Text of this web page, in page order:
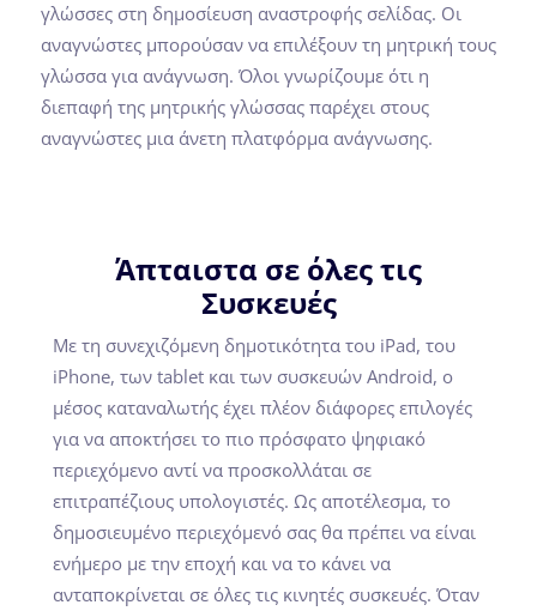
γλώσσες στη δημοσίευση αναστροφής σελίδας. Οι
αναγνώστες μπορούσαν να επιλέξουν τη μητρική τους
γλώσσα για ανάγνωση. Όλοι γνωρίζουμε ότι η
διεπαφή της μητρικής γλώσσας παρέχει στους
αναγνώστες μια άνετη πλατφόρμα ανάγνωσης.
Άπταιστα σε όλες τις
Συσκευές
Με τη συνεχιζόμενη δημοτικότητα του iPad, του
iPhone, των tablet και των συσκευών Android, ο
μέσος καταναλωτής έχει πλέον διάφορες επιλογές
για να αποκτήσει το πιο πρόσφατο ψηφιακό
περιεχόμενο αντί να προσκολλάται σε
επιτραπέζιους υπολογιστές. Ως αποτέλεσμα, το
δημοσιευμένο περιεχόμενό σας θα πρέπει να είναι
ενήμερο με την εποχή και να το κάνει να
ανταποκρίνεται σε όλες τις κινητές συσκευές. Όταν